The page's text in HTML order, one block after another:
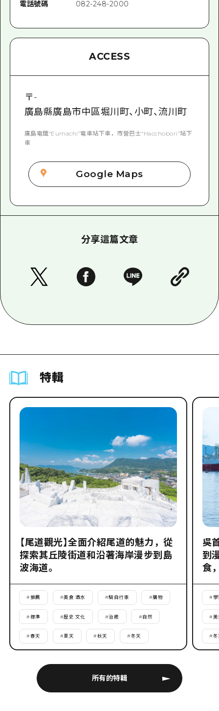
電話號碼 082-248-2000
ACCESS
〒-
廣島縣廣島市中區堀川町、小町、流川町
廣島電鐵“Eumachi”電車站下車，市營巴士“Hacchobori”站下
車
Google Maps
分享這篇文章
特輯
所有的特輯
【尾道觀光】全面介紹尾道的魅力，從
探索其丘陵街道和沿著海岸漫步到島
波海道。
#推薦 #美食·酒水 #騎自行車 #購物
#標準 #歷史·文化 #治癒 #自然
#春天 #夏天 #秋天 #冬天
吳
到
食
# 學
#美
#冬